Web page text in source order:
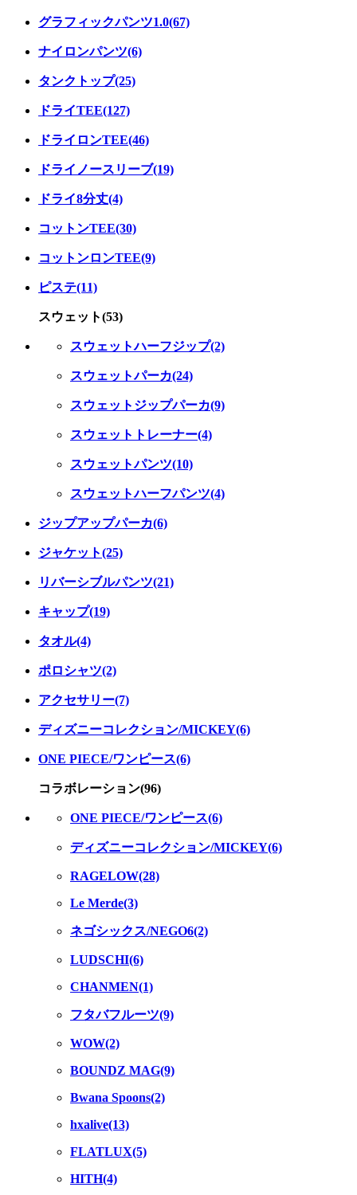
グラフィックパンツ1.0(67)
ナイロンパンツ(6)
タンクトップ(25)
ドライTEE(127)
ドライロンTEE(46)
ドライノースリーブ(19)
ドライ8分丈(4)
コットンTEE(30)
コットンロンTEE(9)
ピステ(11)
スウェット(53)
スウェットハーフジップ(2)
スウェットパーカ(24)
スウェットジップパーカ(9)
スウェットトレーナー(4)
スウェットパンツ(10)
スウェットハーフパンツ(4)
ジップアップパーカ(6)
ジャケット(25)
リバーシブルパンツ(21)
キャップ(19)
タオル(4)
ポロシャツ(2)
アクセサリー(7)
ディズニーコレクション/MICKEY(6)
ONE PIECE/ワンピース(6)
コラボレーション(96)
ONE PIECE/ワンピース(6)
ディズニーコレクション/MICKEY(6)
RAGELOW(28)
Le Merde(3)
ネゴシックス/NEGO6(2)
LUDSCHI(6)
CHANMEN(1)
フタバフルーツ(9)
WOW(2)
BOUNDZ MAG(9)
Bwana Spoons(2)
hxalive(13)
FLATLUX(5)
HITH(4)